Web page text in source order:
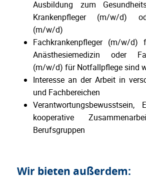
Ausbildung zum
Krankenpfleger (m/w/d)
(m/w/d)
Fachkrankenpfleger (m/w/d)
Anästhesiemedizin oder
(m/w/d) für Notfallpflege sind
Interesse an der Arbeit in
und Fachbereichen
Verantwortungsbewusstsein,
kooperative
Berufsgruppen
Wir bieten außerdem: